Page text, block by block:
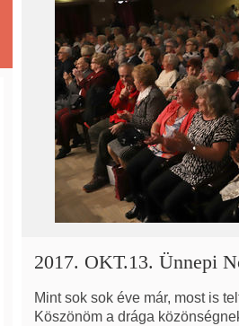
2017. OKT.13. Ünnepi
Mint sok sok éve már, most is
Köszönöm a drága